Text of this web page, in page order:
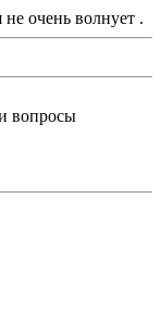
не очень волнует .
вопросы